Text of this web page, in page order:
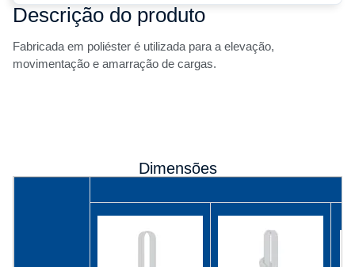
Descrição do produto
Fabricada em poliéster é utilizada para a elevação,
movimentação e amarração de cargas.
Dimensões